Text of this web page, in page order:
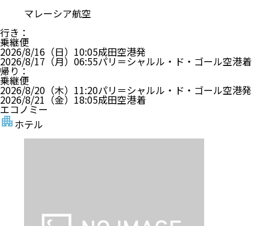
マレーシア航空
行き ：
乗継便
2026/8/16（日） 10:05成田空港発
2026/8/17（月） 06:55パリ＝シャルル・ド・ゴール空港着
帰り ：
乗継便
2026/8/20（木） 11:20パリ＝シャルル・ド・ゴール空港発
2026/8/21（金） 18:05成田空港着
エコノミー
ホテル